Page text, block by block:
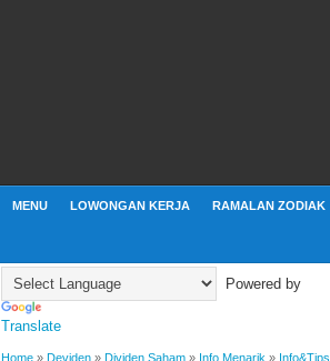
MENU LOWONGAN KERJA RAMALAN ZODIAK
Powered by
Translate
Home » Deviden » Dividen Saham » Info Menarik » Info&Tips